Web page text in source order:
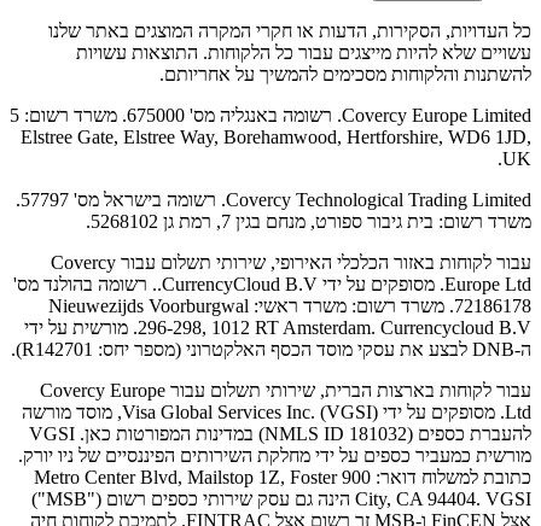
כל העדויות, הסקירות, הדעות או חקרי המקרה המוצגים באתר שלנו
עשויים שלא להיות מייצגים עבור כל הלקוחות. התוצאות עשויות
להשתנות והלקוחות מסכימים להמשיך על אחריותם.
Covercy Europe Limited. רשומה באנגליה מס' 675000. משרד רשום: 5
Elstree Gate, Elstree Way, Borehamwood, Hertforshire, WD6 1JD,
UK.
Covercy Technological Trading Limited. רשומה בישראל מס' 57797.
משרד רשום: בית גיבור ספורט, מנחם בגין 7, רמת גן 5268102.
עבור לקוחות באזור הכלכלי האירופי, שירותי תשלום עבור Covercy
Europe Ltd. מסופקים על ידי CurrencyCloud B.V.. רשומה בהולנד מס'
72186178. משרד רשום: משרד ראשי: Nieuwezijds Voorburgwal
296-298, 1012 RT Amsterdam. Currencycloud B.V. מורשית על ידי
ה-DNB לבצע את עסקי מוסד הכסף האלקטרוני (מספר יחס: R142701).
עבור לקוחות בארצות הברית, שירותי תשלום עבור Covercy Europe
Ltd. מסופקים על ידי Visa Global Services Inc. (VGSI), מוסד מורשה
להעברת כספים (NMLS ID 181032) במדינות המפורטות כאן. VGSI
מורשית כמעביר כספים על ידי מחלקת השירותים הפיננסיים של ניו יורק.
כתובת למשלוח דואר: 900 Metro Center Blvd, Mailstop 1Z, Foster
City, CA 94404. VGSI הינה גם עסק שירותי כספים רשום ("MSB")
אצל FinCEN ו-MSB זר רשום אצל FINTRAC. לתמיכת לקוחות חיה